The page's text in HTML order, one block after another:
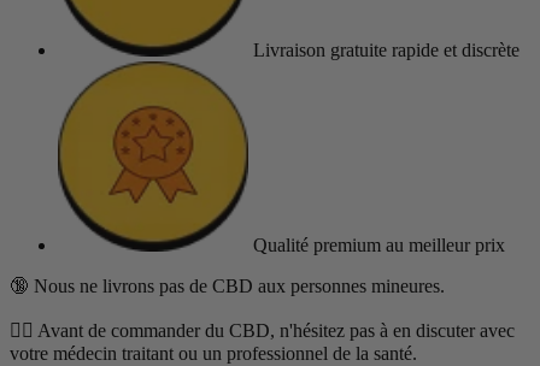
Livraison gratuite rapide et discrète
Qualité premium au meilleur prix
🔞 Nous ne livrons pas de CBD aux personnes mineures.
👨‍⚕️ Avant de commander du CBD, n'hésitez pas à en discuter avec
votre médecin traitant ou un professionnel de la santé.